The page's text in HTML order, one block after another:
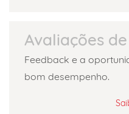
Avaliações
Feedback e a
bom desempenho.